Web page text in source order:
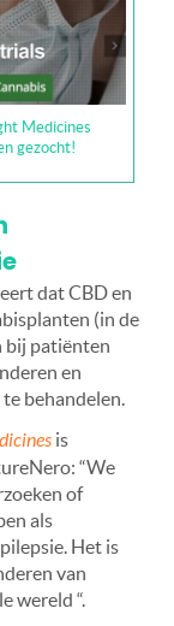
Medicines
gezocht!
dat CBD en
(in de
bij patiënten
en
behandelen.
is
“We
of
als
Het is
van
wereld “.